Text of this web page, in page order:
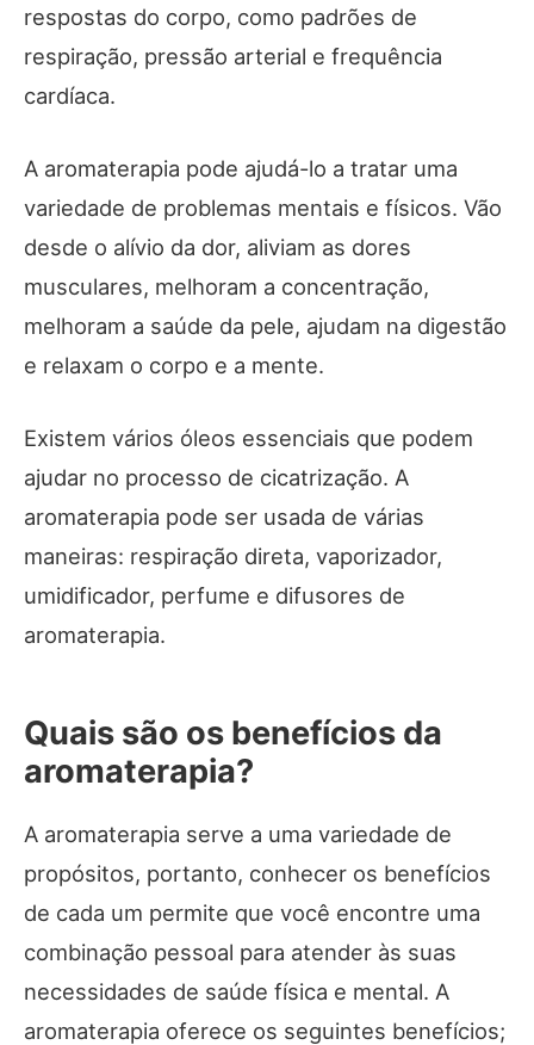
respostas do corpo, como padrões de
respiração, pressão arterial e frequência
cardíaca.
A aromaterapia pode ajudá-lo a tratar uma
variedade de problemas mentais e físicos. Vão
desde o alívio da dor, aliviam as dores
musculares, melhoram a concentração,
melhoram a saúde da pele, ajudam na digestão
e relaxam o corpo e a mente.
Existem vários óleos essenciais que podem
ajudar no processo de cicatrização. A
aromaterapia pode ser usada de várias
maneiras: respiração direta, vaporizador,
umidificador, perfume e difusores de
aromaterapia.
Quais são os benefícios da
aromaterapia?
A aromaterapia serve a uma variedade de
propósitos, portanto, conhecer os benefícios
de cada um permite que você encontre uma
combinação pessoal para atender às suas
necessidades de saúde física e mental. A
aromaterapia oferece os seguintes benefícios;